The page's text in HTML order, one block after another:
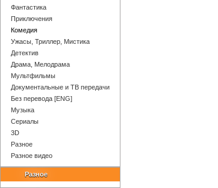
Фантастика
Приключения
Комедия
Ужасы, Триллер, Мистика
Детектив
Драма, Мелодрама
Мультфильмы
Документальные и ТВ передачи
Без перевода [ENG]
Музыка
Сериалы
3D
Разное
Разное видео
Разное